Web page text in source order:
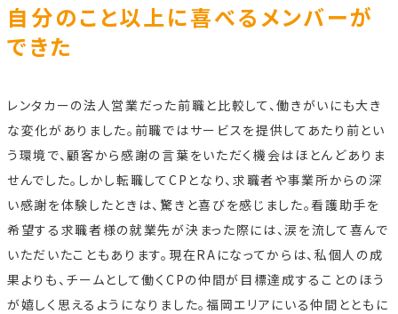
自分のこと以上に喜べるメンバーが
できた
レンタカーの法人営業だった前職と比較して、働きがいにも大き
な変化がありました。前職ではサービスを提供してあたり前とい
う環境で、顧客から感謝の言葉をいただく機会はほとんどありま
せんでした。しかし転職してCPとなり、求職者や事業所からの深
い感謝を体験したときは、驚きと喜びを感じました。看護助手を
希望する求職者様の就業先が決まった際には、涙を流して喜んで
いただいたこともあります。現在RAになってからは、私個人の成
果よりも、チームとして働くCPの仲間が目標達成することのほう
が嬉しく思えるようになりました。福岡エリアにいる仲間とともに